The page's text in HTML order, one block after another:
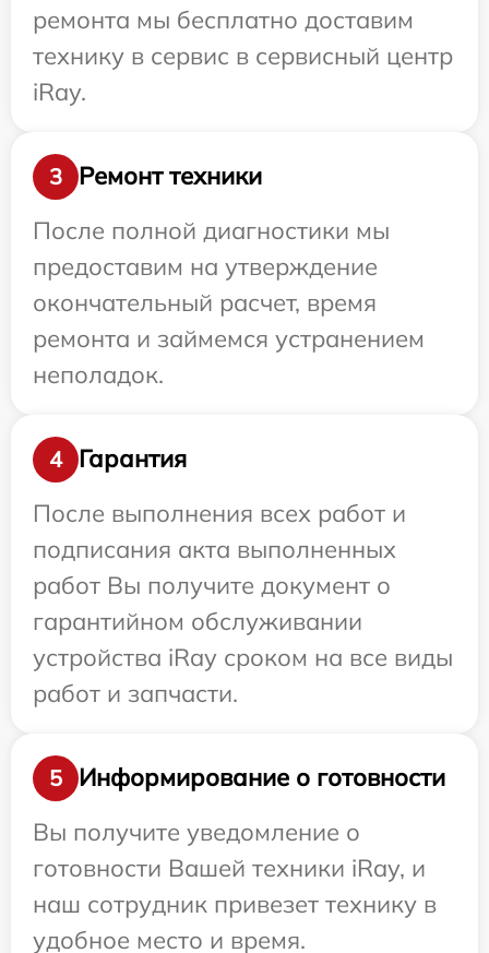
ремонта мы бесплатно доставим
технику в сервис в сервисный центр
iRay.
3
Ремонт техники
После полной диагностики мы
предоставим на утверждение
окончательный расчет, время
ремонта и займемся устранением
неполадок.
4
Гарантия
После выполнения всех работ и
подписания акта выполненных
работ Вы получите документ о
гарантийном обслуживании
устройства iRay сроком на все виды
работ и запчасти.
5
Информирование о готовности
Вы получите уведомление о
готовности Вашей техники iRay, и
наш сотрудник привезет технику в
удобное место и время.